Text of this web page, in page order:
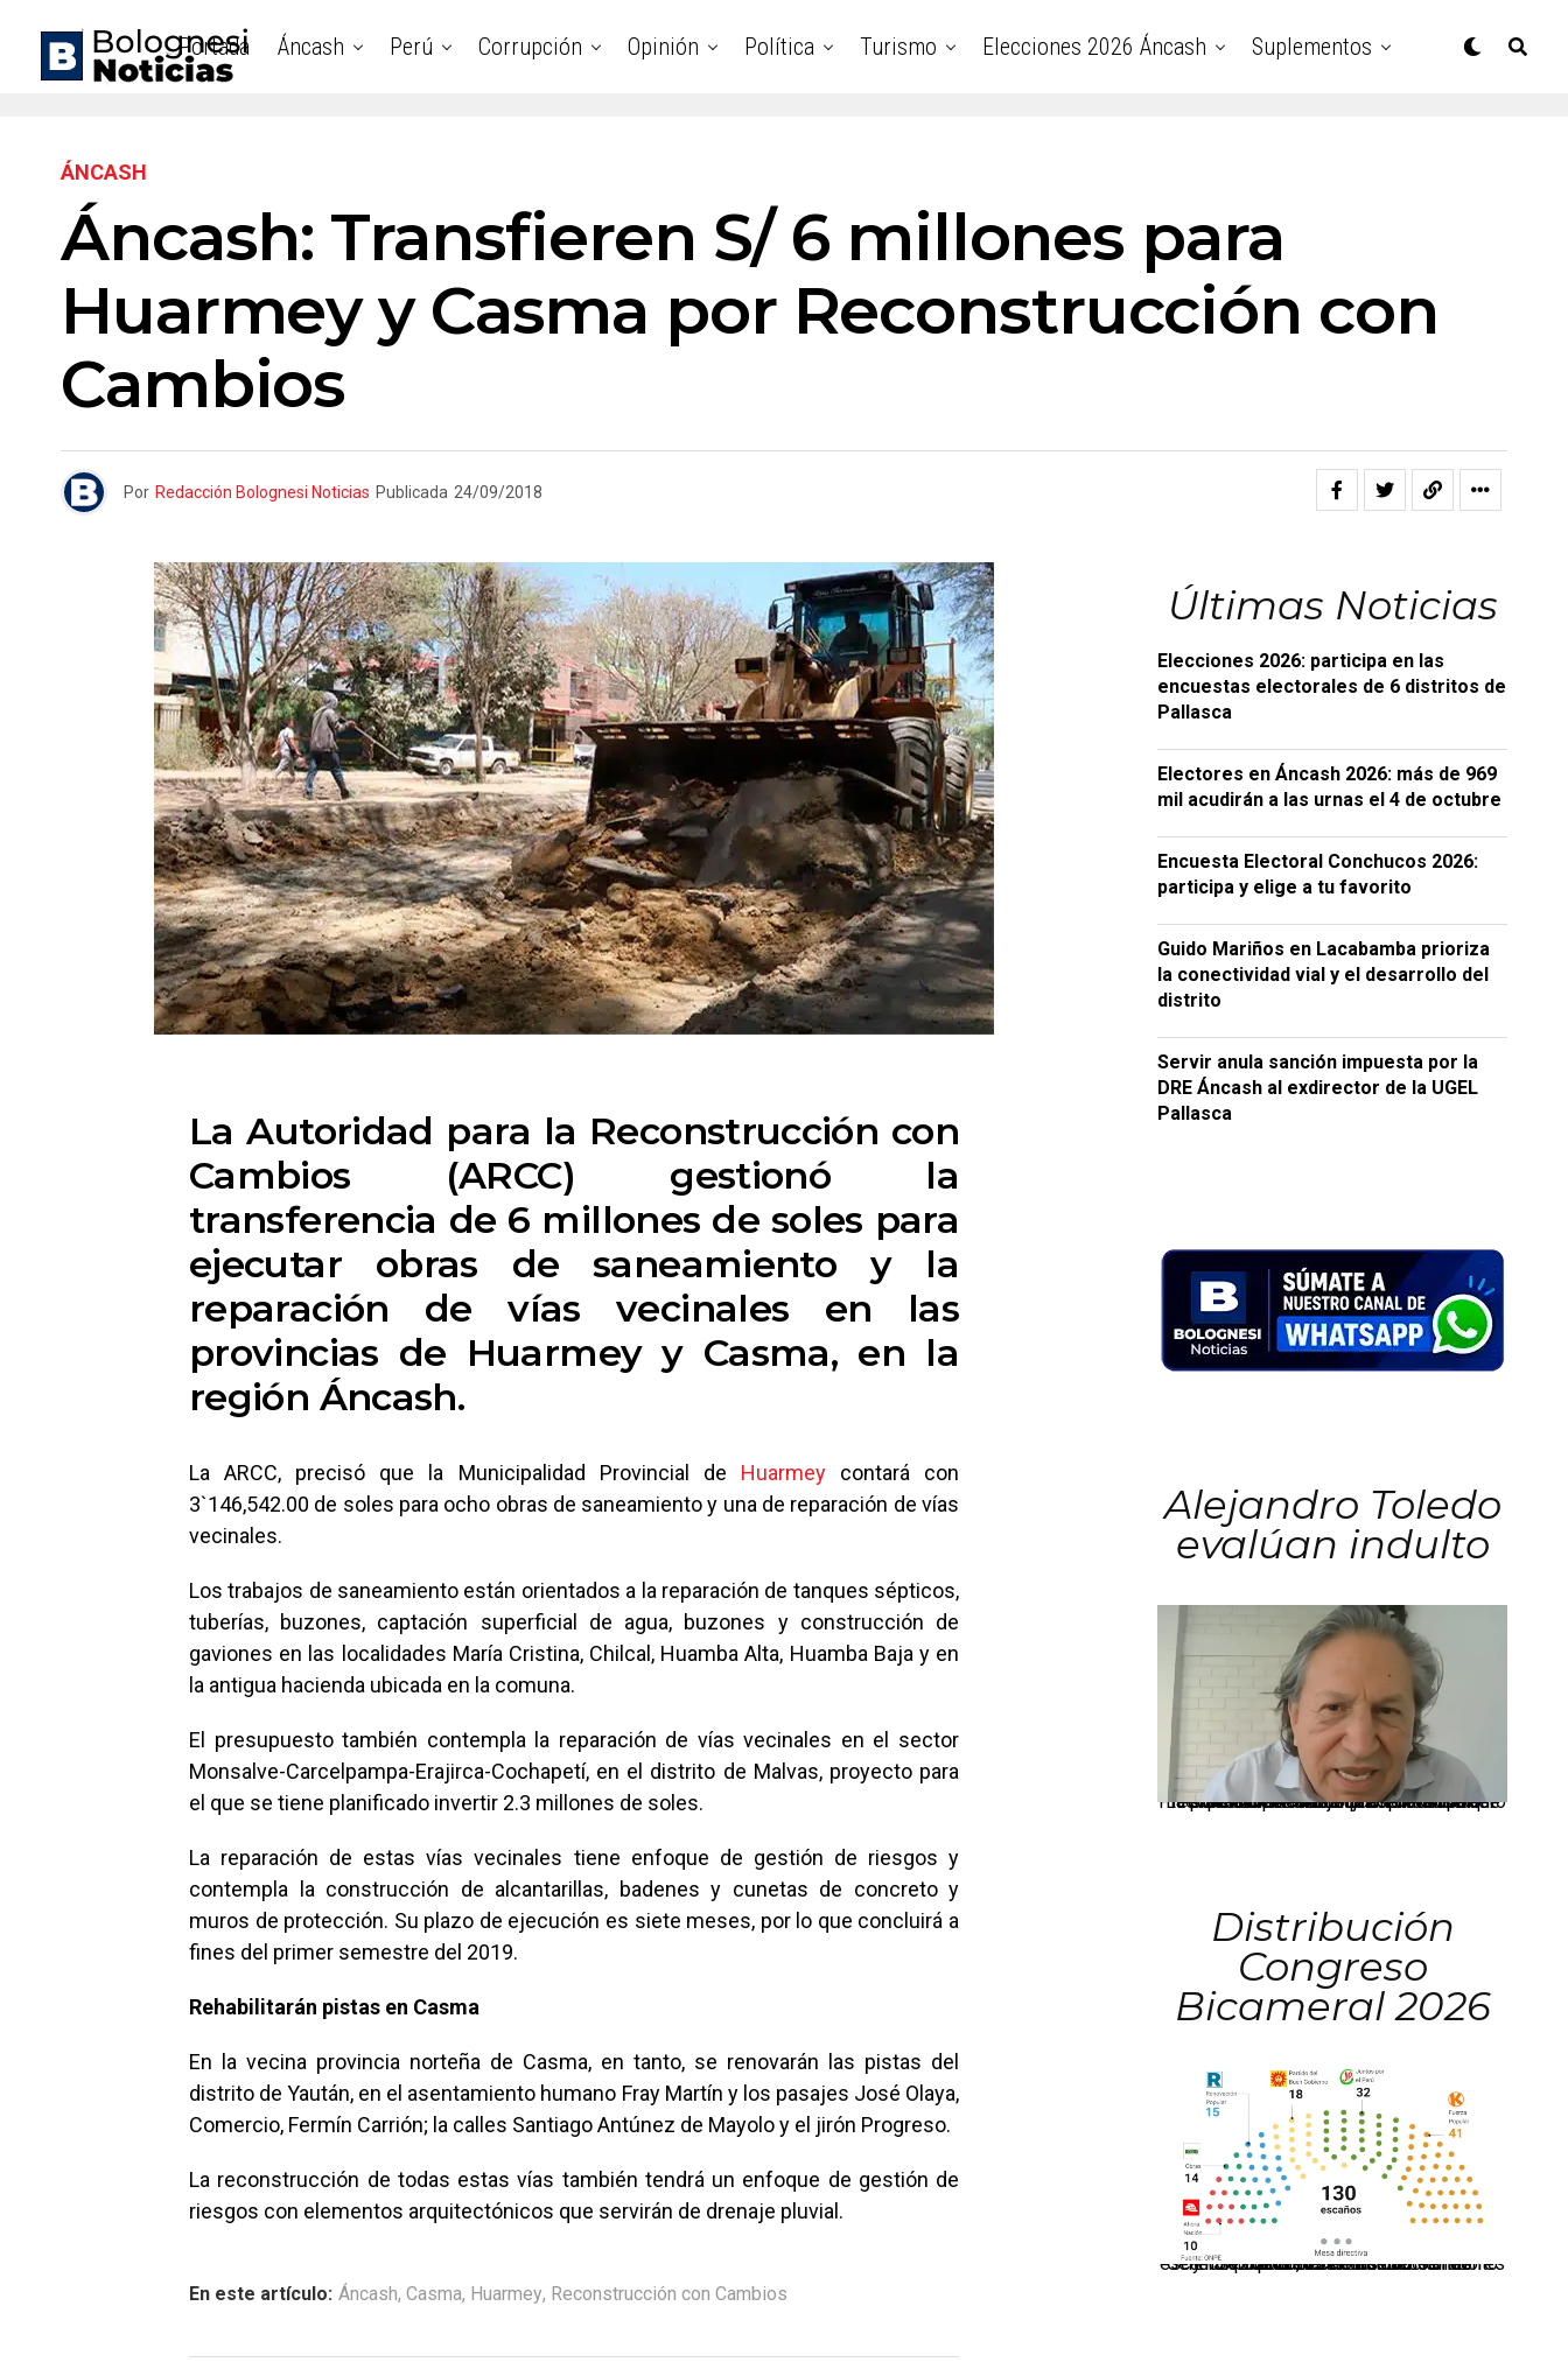
Portada Áncash Perú Corrupción Opinión Política Turismo Elecciones 2026 Áncash Suplementos
ÁNCASH
Áncash: Transfieren S/ 6 millones para
Huarmey y Casma por Reconstrucción con
Cambios
Por Redacción Bolognesi Noticias Publicada 24/09/2018
La Autoridad para la Reconstrucción con
Cambios (ARCC) gestionó la
transferencia de 6 millones de soles para
ejecutar obras de saneamiento y la
reparación de vías vecinales en las
provincias de Huarmey y Casma, en la
región Áncash.
La ARCC, precisó que la Municipalidad Provincial de Huarmeycontará con
3`146,542.00 de soles para ocho obras de saneamiento y una de reparación de vías
vecinales.
Los trabajos de saneamiento están orientados a la reparación de tanques sépticos,
tuberías, buzones, captación superficial de agua, buzones y construcción de
gaviones en las localidades María Cristina, Chilcal, Huamba Alta, Huamba Baja y en
la antigua hacienda ubicada en la comuna.
El presupuesto también contempla la reparación de vías vecinales en el sector
Monsalve-Carcelpampa-Erajirca-Cochapetí, en el distrito de Malvas, proyecto para
el que se tiene planificado invertir 2.3 millones de soles.
La reparación de estas vías vecinales tiene enfoque de gestión de riesgos y
contempla la construcción de alcantarillas, badenes y cunetas de concreto y
muros de protección. Su plazo de ejecución es siete meses, por lo que concluirá a
fines del primer semestre del 2019.
Rehabilitarán pistas en Casma
En la vecina provincia norteña de Casma, en tanto, se renovarán las pistas del
distrito de Yaután, en el asentamiento humano Fray Martín y los pasajes José Olaya,
Comercio, Fermín Carrión; la calles Santiago Antúnez de Mayolo y el jirón Progreso.
La reconstrucción de todas estas vías también tendrá un enfoque de gestión de
riesgos con elementos arquitectónicos que servirán de drenaje pluvial.
En este artículo: Áncash, Casma, Huarmey, Reconstrucción con Cambios
Últimas Noticias
Elecciones 2026: participa en las
encuestas electorales de 6 distritos de
Pallasca
Electores en Áncash 2026: más de 969
mil acudirán a las urnas el 4 de octubre
Encuesta Electoral Conchucos 2026:
participa y elige a tu favorito
Guido Mariños en Lacabamba prioriza
la conectividad vial y el desarrollo del
distrito
Servir anula sanción impuesta por la
DRE Áncash al exdirector de la UGEL
Pallasca
Alejandro Toledo
evalúan indulto
La presidenta Keiko Fujimori informó que la solicitud de indulto presentada por el expresidente Alejandro Toledo será evaluada por la Comisión de Gracias Presidenciales conforme al procedimiento establecido.
Distribución
Congreso
Bicameral 2026
El JNE oficializó la distribución de escaños para la elección de 60 senadores y 130 diputados en las Elecciones Generales 2026, tras el restablecimiento de la Bicameralidad.